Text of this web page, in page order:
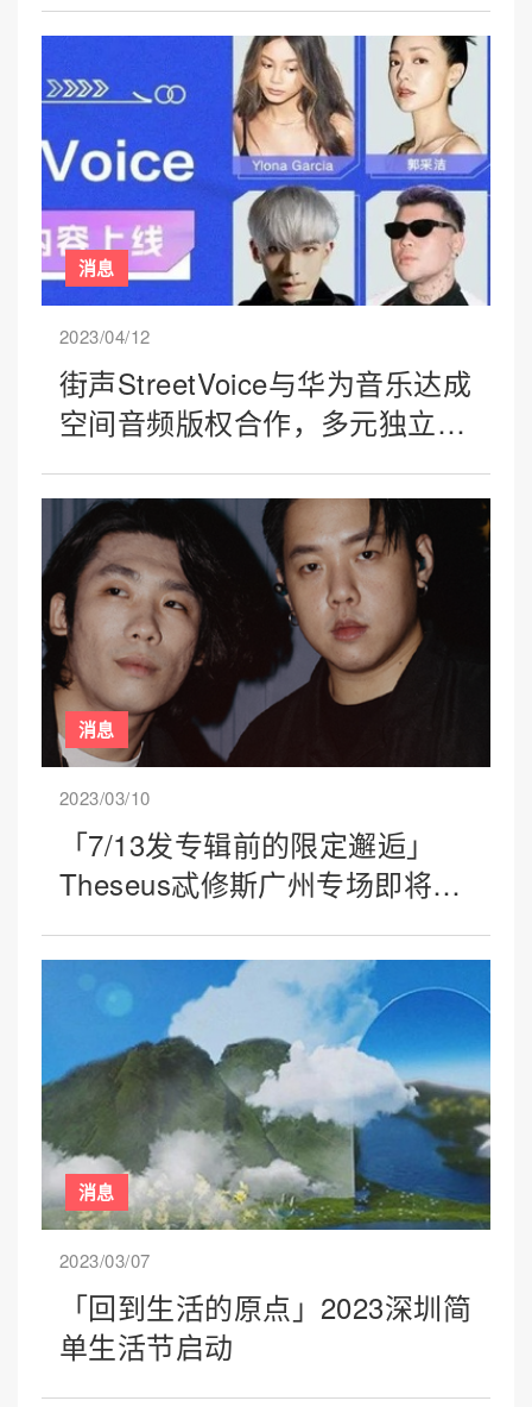
消息
2023/04/12
街声StreetVoice与华为音乐达成
空间音频版权合作，多元独立音
消息
2023/03/10
「7/13发专辑前的限定邂逅」
Theseus忒修斯广州专场即将开
消息
2023/03/07
「回到生活的原点」2023深圳简
单生活节启动